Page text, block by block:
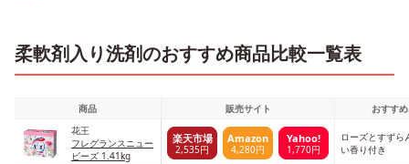
柔軟剤入り洗剤のおすすめ商品比較一覧表
商品 販売サイト
おすす
花王
フレグランスニュー
ビーズ 1.41kg
楽天市場
2,535円
Amazon
4,280円
Yahoo!
1,770円
ローズとすずら
い香り付き